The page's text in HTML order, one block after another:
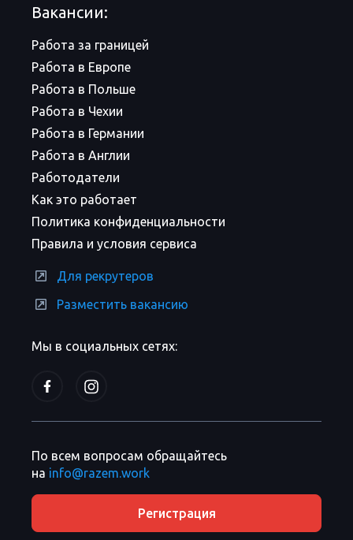
Мы в социальных сетях:
Вакансии:
Работа за границей
Работа в Европе
Работа в Польше
Работа в Чехии
Работа в Германии
Работа в Англии
Работодатели
Как это работает
Политика конфиденциальности
Правила и условия сервиса
Для рекрутеров
Разместить вакансию
По всем вопросам обращайтесь
на info@razem.work
Регистрация